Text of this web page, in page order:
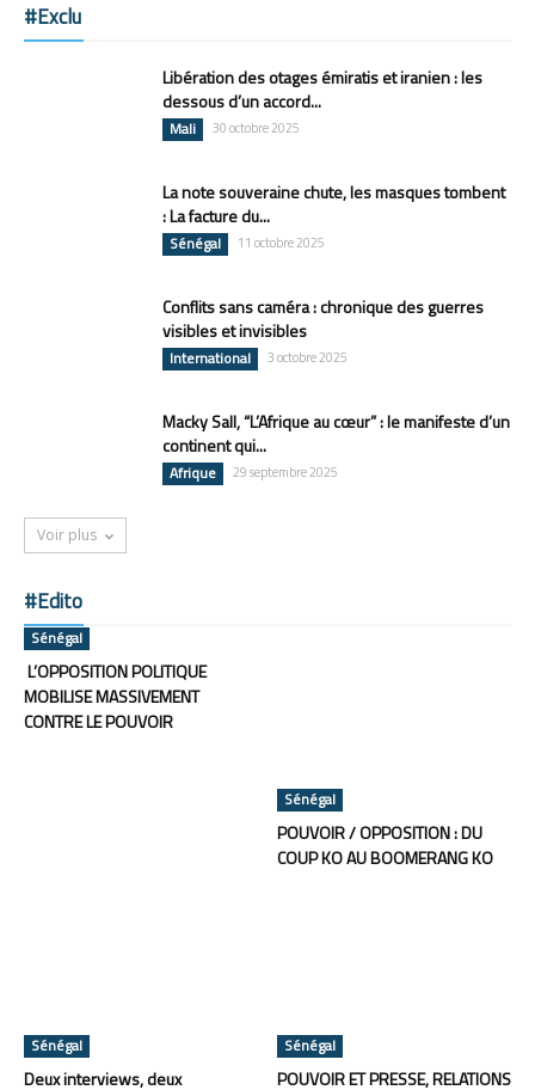
#Exclu
Libération des otages émiratis et iranien : les
dessous d’un accord...
Mali 30 octobre 2025
La note souveraine chute, les masques tombent
: La facture du...
Sénégal 11 octobre 2025
Conflits sans caméra : chronique des guerres
visibles et invisibles
International 3 octobre 2025
Macky Sall, “L’Afrique au cœur” : le manifeste d’un
continent qui...
Afrique 29 septembre 2025
Voir plus
#Edito
Sénégal
L’OPPOSITION POLITIQUE
MOBILISE MASSIVEMENT
CONTRE LE POUVOIR
Sénégal
POUVOIR / OPPOSITION : DU
COUP KO AU BOOMERANG KO
Sénégal
Deux interviews, deux
Sénégal
POUVOIR ET PRESSE, RELATIONS